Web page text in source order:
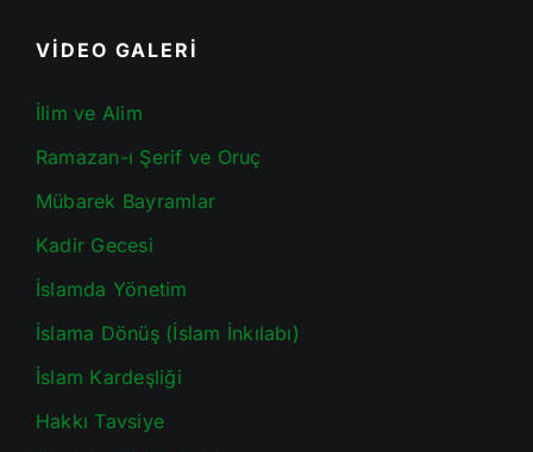
VİDEO GALERİ
İlim ve Alim
Ramazan-ı Şerif ve Oruç
Mübarek Bayramlar
Kadir Gecesi
İslamda Yönetim
İslama Dönüş (İslam İnkılabı)
İslam Kardeşliği
Hakkı Tavsiye